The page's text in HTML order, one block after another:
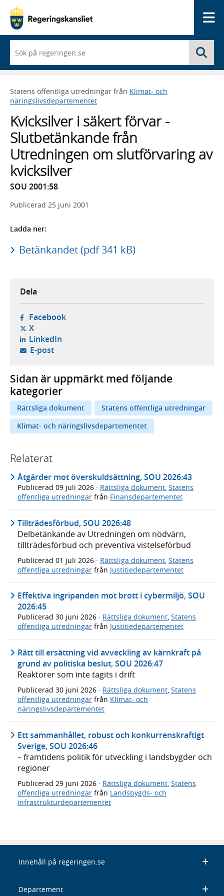
du
börjar
skriva
framträder
en
med
sökförslag
Statens offentliga utredningar från Klimat- och
näringslivsdepartementet
Kvicksilver i säkert förvar -
Slutbetänkande från
Utredningen om slutförvaring av
kvicksilver
SOU 2001:58
Publicerad 25 juni 2001
Ladda ner:
Betänkandet (pdf 341 kB)
Dela
Facebook- öppnas i ny flik, extern webbplats,
X- öppnas i ny flik, extern webbplats,
LinkedIn- öppnas i ny flik, extern webbplats,
E-post- öppnar din e-postklient,
Sidan är uppmärkt med följande
kategorier
Rättsliga dokument
Statens offentliga utredningar
Klimat- och näringslivsdepartementet
Relaterat
Åtgärder mot överskuldsättning, SOU 2026:43
Publicerad 09 juli 2026 · Rättsliga dokument, Statens
offentliga utredningar från Finansdepartementet
Tillträdesförbud, SOU 2026:48
Delbetänkande av Utredningen om nödvärn,
tillträdesförbud och preventiva vistelseförbud
Publicerad 01 juli 2026 · Rättsliga dokument Statens
offentliga utredningar från Justitiedepartementet
Effektiva ingripanden mot brott i cybermiljö, SOU
2026:45
Publicerad 30 juni 2026 · Rättsliga dokument, Statens
offentliga utredningar från Justitiedepartementet
Rätt till ersättning vid avveckling av kärnkraft på
grund av politiska beslut, SOU 2026:47
Reaktorer som inte tagits i drift
Publicerad 30 juni 2026 · Rättsliga dokument, Statens
offentliga utredningar från Klimat- och
näringslivsdepartementet
Ett sammanhållet, robust och konkurrenskraftigt
Sverige, SOU 2026:46
– framtidens politik för utveckling i landsbygder och
regioner
Publicerad 29 juni 2026 · Rättsliga dokument Statens
offentliga utredningar från Landsbygds- och
infrastrukturdepartementet
Innehåll på regeringen.se
Departement